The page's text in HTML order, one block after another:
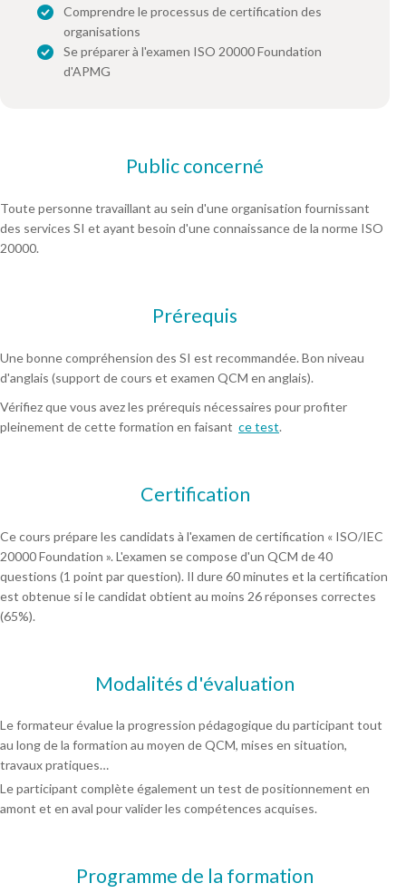
Comprendre le processus de certification des
organisations
Se préparer à l'examen ISO 20000 Foundation
d'APMG
Public concerné
Toute personne travaillant au sein d'une organisation fournissant
des services SI et ayant besoin d'une connaissance de la norme ISO
20000.
Prérequis
Une bonne compréhension des SI est recommandée. Bon niveau
d'anglais (support de cours et examen QCM en anglais).
Vérifiez que vous avez les prérequis nécessaires pour profiter
pleinement de cette formation en faisant ce test.
Certification
Ce cours prépare les candidats à l'examen de certification « ISO/IEC
20000 Foundation ». L'examen se compose d'un QCM de 40
questions (1 point par question). Il dure 60 minutes et la certification
est obtenue si le candidat obtient au moins 26 réponses correctes
(65%).
Modalités d'évaluation
Le formateur évalue la progression pédagogique du participant tout
au long de la formation au moyen de QCM, mises en situation,
travaux pratiques…
Le participant complète également un test de positionnement en
amont et en aval pour valider les compétences acquises.
Programme de la formation